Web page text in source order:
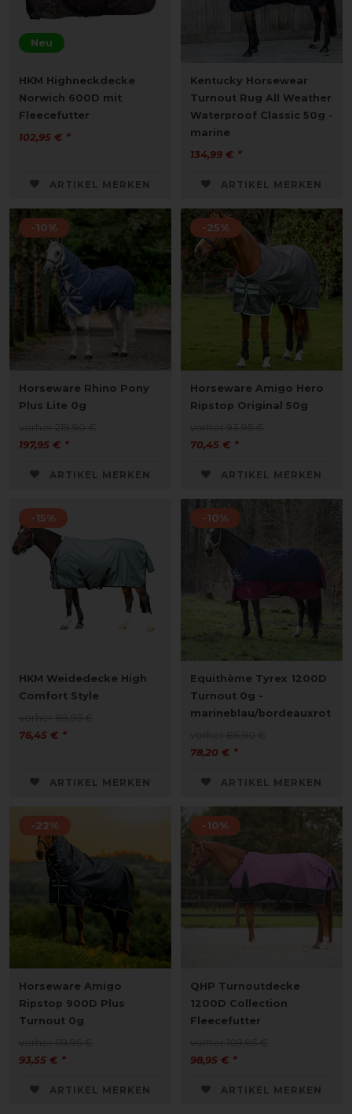
Neu
HKM Highneckdecke
Norwich 600D mit
Fleecefutter
102,95 € *
ARTIKEL MERKEN
Kentucky Horsewear
Turnout Rug All Weather
Waterproof Classic 50g -
marine
134,99 € *
ARTIKEL MERKEN
-10%
Horseware Rhino Pony
Plus Lite 0g
197,95 € *
ARTIKEL MERKEN
-25%
Horseware Amigo Hero
Ripstop Original 50g
70,45 € *
ARTIKEL MERKEN
-15%
HKM Weidedecke High
Comfort Style
76,45 € *
ARTIKEL MERKEN
-10%
Equithème Tyrex 1200D
Turnout 0g -
marineblau/bordeauxrot
78,20 € *
ARTIKEL MERKEN
-22%
Horseware Amigo
Ripstop 900D Plus
Turnout 0g
93,55 € *
ARTIKEL MERKEN
-10%
QHP Turnoutdecke
1200D Collection
Fleecefutter
98,95 € *
ARTIKEL MERKEN